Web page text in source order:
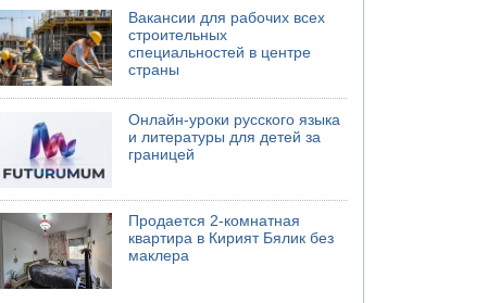
Вакансии для рабочих всех
строительных
специальностей в центре
страны
Онлайн-уроки русского языка
и литературы для детей за
границей
Продается 2-комнатная
квартира в Кирият Бялик без
маклера